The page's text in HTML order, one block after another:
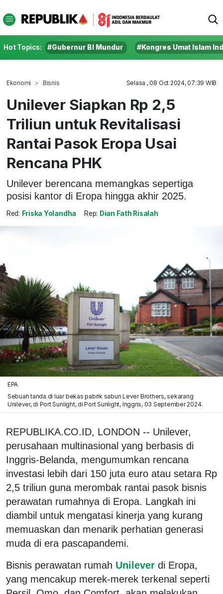
Hot Topics: #Gubernur BI Mundur #Kongres Umat Islam
Ekonomi Bisnis Selasa , 08 Oct 2024, 07:39 WIB
Unilever Siapkan Rp 2,5
Triliun untuk Revitalisasi
Rantai Pasok Eropa Usai
Rencana PHK
Unilever berencana memangkas sepertiga
posisi kantor di Eropa hingga akhir 2025.
Red: Friska Yolandha Rep: Dian Fath Risalah
EPA
Sebuah tanda di luar bekas pabrik sabun Lever Brothers, sekarang
Unilever, di Port Sunlight, di Port Sunlight, Inggris, 03 September 2024.
REPUBLIKA.CO.ID, LONDON -- Unilever,
perusahaan multinasional yang berbasis di
Inggris-Belanda, mengumumkan rencana
investasi lebih dari 150 juta euro atau setara Rp
2,5 triliun guna merombak rantai pasok bisnis
perawatan rumahnya di Eropa. Langkah ini
diambil untuk mengatasi kinerja yang kurang
memuaskan dan menarik perhatian generasi
muda di era pascapandemi.
Bisnis perawatan rumah Unilever di Eropa,
yang mencakup merek-merek terkenal seperti